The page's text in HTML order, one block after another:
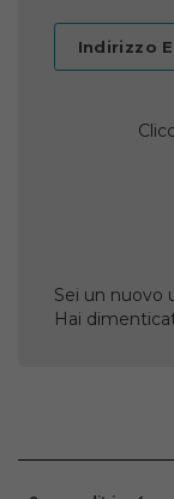
Indirizzo
Sei un nuovo
Hai